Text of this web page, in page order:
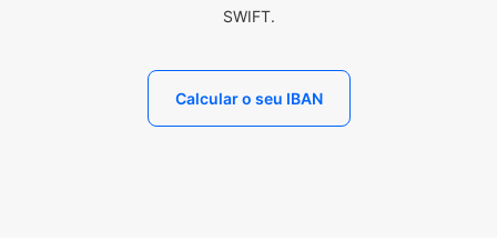
SWIFT.
Calcular o seu IBAN